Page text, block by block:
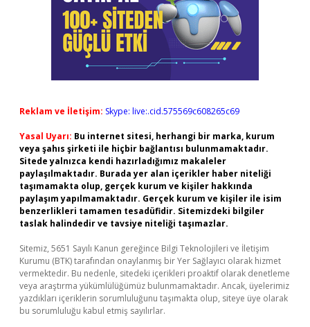
Reklam ve İletişim: Skype: live:.cid.575569c608265c69
Yasal Uyarı: Bu internet sitesi, herhangi bir marka, kurum
veya şahıs şirketi ile hiçbir bağlantısı bulunmamaktadır.
Sitede yalnızca kendi hazırladığımız makaleler
paylaşılmaktadır. Burada yer alan içerikler haber niteliği
taşımamakta olup, gerçek kurum ve kişiler hakkında
paylaşım yapılmamaktadır. Gerçek kurum ve kişiler ile isim
benzerlikleri tamamen tesadüfidir. Sitemizdeki bilgiler
taslak halindedir ve tavsiye niteliği taşımazlar.
Sitemiz, 5651 Sayılı Kanun gereğince Bilgi Teknolojileri ve İletişim
Kurumu (BTK) tarafından onaylanmış bir Yer Sağlayıcı olarak hizmet
vermektedir. Bu nedenle, sitedeki içerikleri proaktif olarak denetleme
veya araştırma yükümlülüğümüz bulunmamaktadır. Ancak, üyelerimiz
yazdıkları içeriklerin sorumluluğunu taşımakta olup, siteye üye olarak
bu sorumluluğu kabul etmiş sayılırlar.